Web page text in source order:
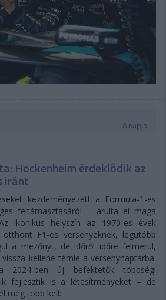
8 napja
Hockenheim érdeklődik az
iránt
kezdeményezett a Formula-1-es
feltámasztásáról – árulta el maga
ikonikus helyszín az 1970-es évek
F1-es versenyeknek, legutóbb
a mezőnyt, de időről időre felmerül,
kellene térnie a versenynaptárba.
2024-ben új befektetők többségi
fejlesztik is a létesítményeket – de
még több kell: